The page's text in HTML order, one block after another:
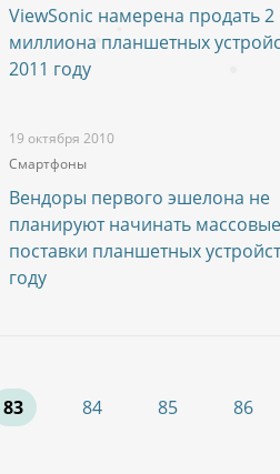
ViewSonic намерена продать 2
миллиона планшетных
2011 году
19 октября 2010
Смартфоны
Вендоры первого эшелона не
планируют начинать массовые
поставки планшетных
году
83 84 85 86